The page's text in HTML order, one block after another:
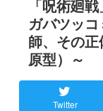
「呪術廻
ガバツッ
師、その
原型）～
Twitter